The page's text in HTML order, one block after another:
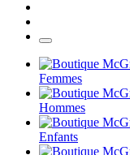
Femmes
Hommes
Enfants